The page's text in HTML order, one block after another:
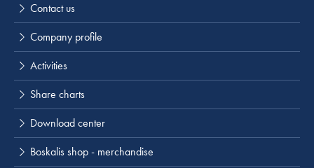
Contact us
Company profile
Activities
Share charts
Download center
Boskalis shop - merchandise